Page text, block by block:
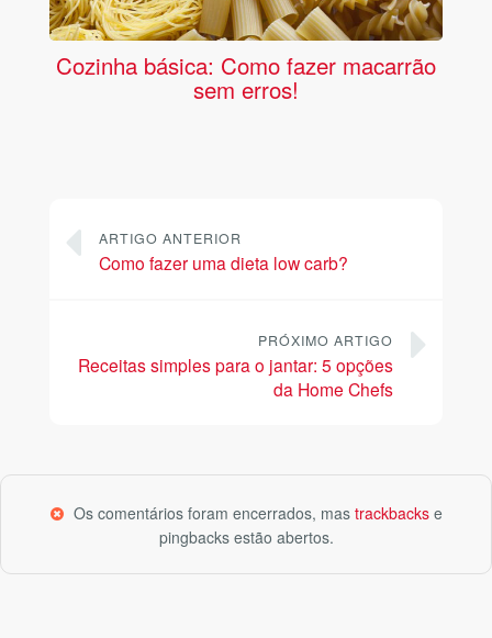
Cozinha básica: Como fazer macarrão
sem erros!
ARTIGO ANTERIOR
Como fazer uma dieta low carb?
PRÓXIMO ARTIGO
Receitas simples para o jantar: 5 opções
da Home Chefs
Os comentários foram encerrados, mas trackbackse
pingbacks estão abertos.